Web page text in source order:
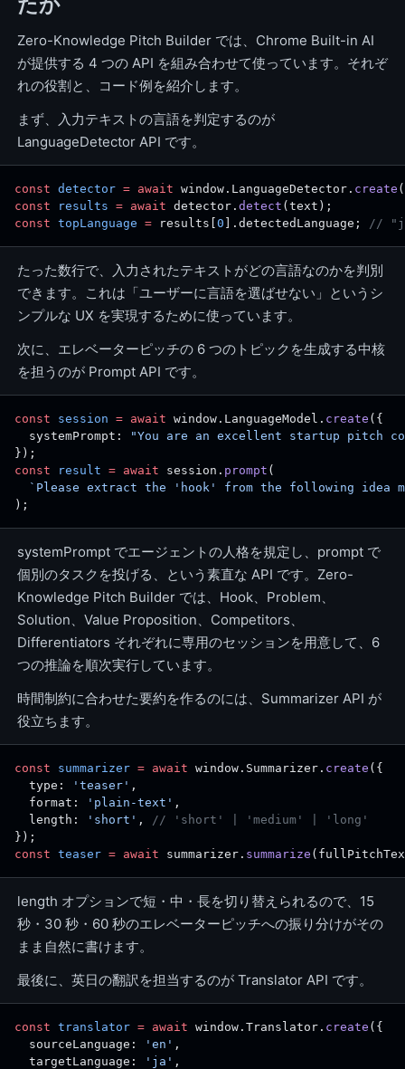
Zero-Knowledge Pitch Builder では、Chrome Built-in AI
が提供する 4 つの API を組み合わせて使っています。それぞ
れの役割と、コード例を紹介します。
まず、入力テキストの言語を判定するのが
LanguageDetector API です。
const detector = await window.LanguageDetector. create
const results = await detector. detect (text);
const topLanguage = results[ 0 ].detectedLanguage; //
たった数行で、入力されたテキストがどの言語なのかを判別
できます。これは「ユーザーに言語を選ばせない」というシ
ンプルな UX を実現するために使っています。
次に、エレベーターピッチの 6 つのトピックを生成する中核
を担うのが Prompt API です。
const session = await window.LanguageModel. create ({
  systemPrompt:
"You are an excellent startup pitch
});
const result = await session. prompt (
`Please extract the 'hook' from the following idea
);
systemPrompt でエージェントの人格を規定し、prompt で
個別のタスクを投げる、という素直な API です。Zero-
Knowledge Pitch Builder では、Hook、Problem、
Solution、Value Proposition、Competitors、
Differentiators それぞれに専用のセッションを用意して、6
つの推論を順次実行しています。
時間制約に合わせた要約を作るのには、Summarizer API が
役立ちます。
const summarizer = await window.Summarizer. create ({
  type:
'teaser' ,
  format:
'plain-text' ,
  length:
'short' ,
// 'short' | 'medium' | 'long'
});
const teaser = await summarizer. summarize
length オプションで短・中・長を切り替えられるので、15
秒・30 秒・60 秒のエレベーターピッチへの振り分けがその
まま自然に書けます。
最後に、英日の翻訳を担当するのが Translator API です。
const translator = await window.Translator. create ({
  sourceLanguage:
'en' ,
  targetLanguage:
'ja' ,